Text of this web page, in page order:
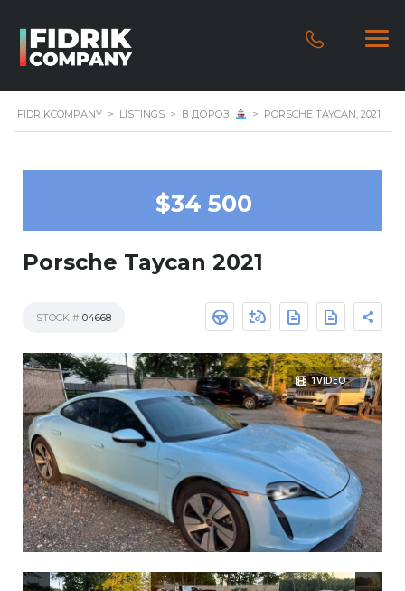
FIDRIKCOMPANY > LISTINGS > В ДОРОЗІ > PORSCHE TAYCAN, 2021
$34 500
Porsche Taycan 2021
STOCK # 04668
1VIDEO